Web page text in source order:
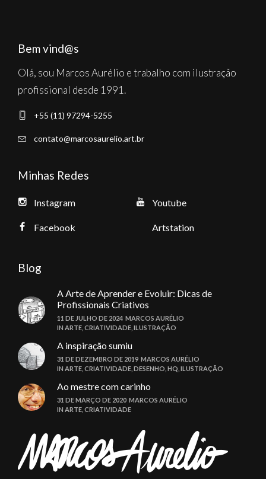
Bem vind@s
Olá, sou Marcos Aurélio e trabalho com ilustração
profissional desde 1991.
+55 (11) 97294-5255
contato@marcosaurelio.art.br
Minhas Redes
Instagram
Facebook
Youtube
Artstation
Blog
A Arte de Aprender e Evoluir: Dicas de
Profissionais Criativos
11 DE JULHO DE 2024 MARCOS AURÉLIO
IN ARTE CRIATIVIDADE ILUSTRAÇÃO
A inspiração sumiu
31 DE DEZEMBRO DE 2019 MARCOS AURÉLIO
IN ARTE CRIATIVIDADE DESENHO HQ ILUSTRAÇÃO
Ao mestre com carinho
31 DE MARÇO DE 2020 MARCOS AURÉLIO
IN ARTE CRIATIVIDADE